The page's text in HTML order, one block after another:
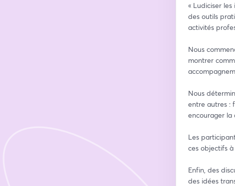
« Ludiciser
des outils
activités
Nous
montrer
Nous
entre autres :
encourager la
Les
ces objectifs
Enfin, des
des idées